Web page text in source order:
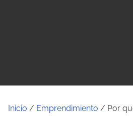
Inicio / Emprendimiento / Por